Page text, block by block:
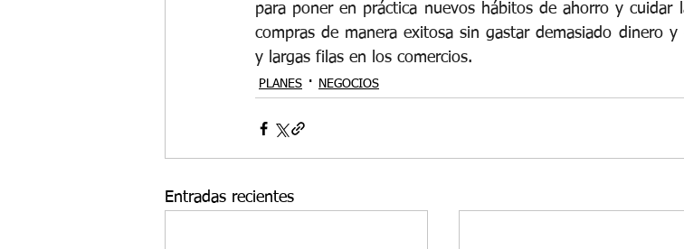
para poner en práctica nuevos hábitos de ahorro y cuidar
compras de manera exitosa sin gastar demasiado dinero
y largas filas en los comercios.
PLANES NEGOCIOS
Entradas recientes